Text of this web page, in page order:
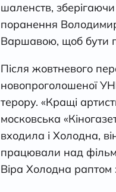
шаленств,
поранення
Варшавою, щоб бути
Після жовтневого
новопроголошеної
терору. «Кращі
московська
входила і Холодна,
працювали над
Віра Холодна раптом